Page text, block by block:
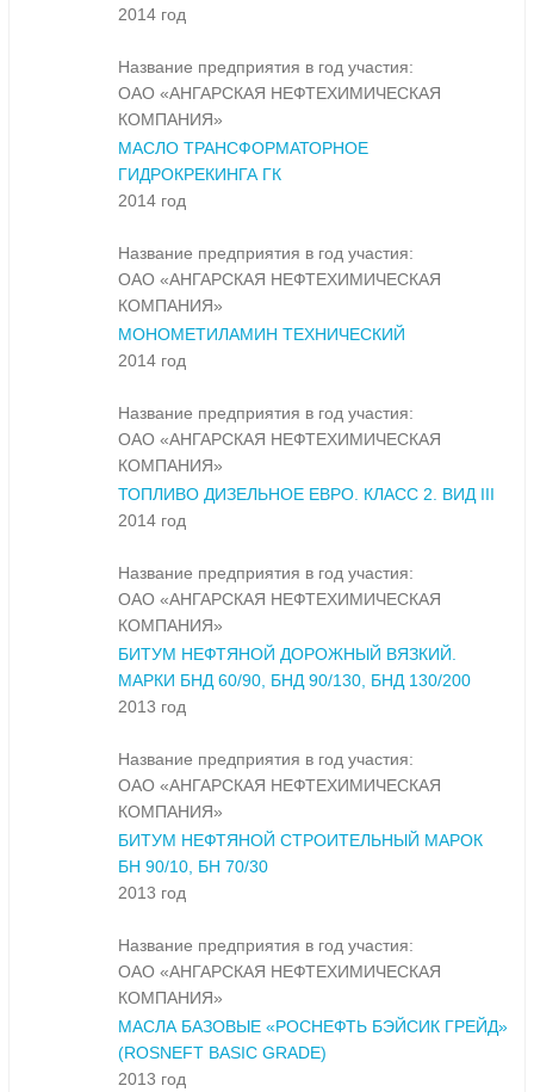
2014 год
Название предприятия в год участия:
ОАО «АНГАРСКАЯ НЕФТЕХИМИЧЕСКАЯ
КОМПАНИЯ»
МАСЛО ТРАНСФОРМАТОРНОЕ
ГИДРОКРЕКИНГА ГК
2014 год
Название предприятия в год участия:
ОАО «АНГАРСКАЯ НЕФТЕХИМИЧЕСКАЯ
КОМПАНИЯ»
МОНОМЕТИЛАМИН ТЕХНИЧЕСКИЙ
2014 год
Название предприятия в год участия:
ОАО «АНГАРСКАЯ НЕФТЕХИМИЧЕСКАЯ
КОМПАНИЯ»
ТОПЛИВО ДИЗЕЛЬНОЕ ЕВРО. КЛАСС 2. ВИД III
2014 год
Название предприятия в год участия:
ОАО «АНГАРСКАЯ НЕФТЕХИМИЧЕСКАЯ
КОМПАНИЯ»
БИТУМ НЕФТЯНОЙ ДОРОЖНЫЙ ВЯЗКИЙ.
МАРКИ БНД 60/90, БНД 90/130, БНД 130/200
2013 год
Название предприятия в год участия:
ОАО «АНГАРСКАЯ НЕФТЕХИМИЧЕСКАЯ
КОМПАНИЯ»
БИТУМ НЕФТЯНОЙ СТРОИТЕЛЬНЫЙ МАРОК
БН 90/10, БН 70/30
2013 год
Название предприятия в год участия:
ОАО «АНГАРСКАЯ НЕФТЕХИМИЧЕСКАЯ
КОМПАНИЯ»
МАСЛА БАЗОВЫЕ «РОСНЕФТЬ БЭЙСИК ГРЕЙД»
(ROSNEFT BASIC GRADE)
2013 год